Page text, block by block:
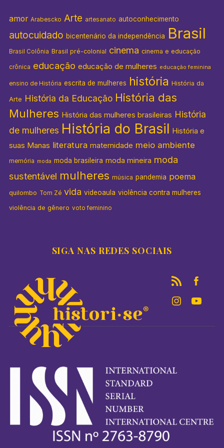
amor Arabescko Arte artesanato autoconhecimento
autocuidado bicentenário da independência Brasil
Brasil Colônia Brasil pré-colonial cinema cinema e educação
crônica educação educação de mulheres educação feminina
ensino de História escrita de mulheres história História da
Arte História da Educação História das
Mulheres História das mulheres brasileiras História
de mulheres História do Brasil História e
suas Manas literatura maternidade meio ambiente
memória moda moda brasileira moda mineira moda
sustentável mulheres música pandemia poema
quilombo Tom Zé vida videoaula violência contra mulheres
violência de gênero voto feminino
SIGA NAS REDES SOCIAIS